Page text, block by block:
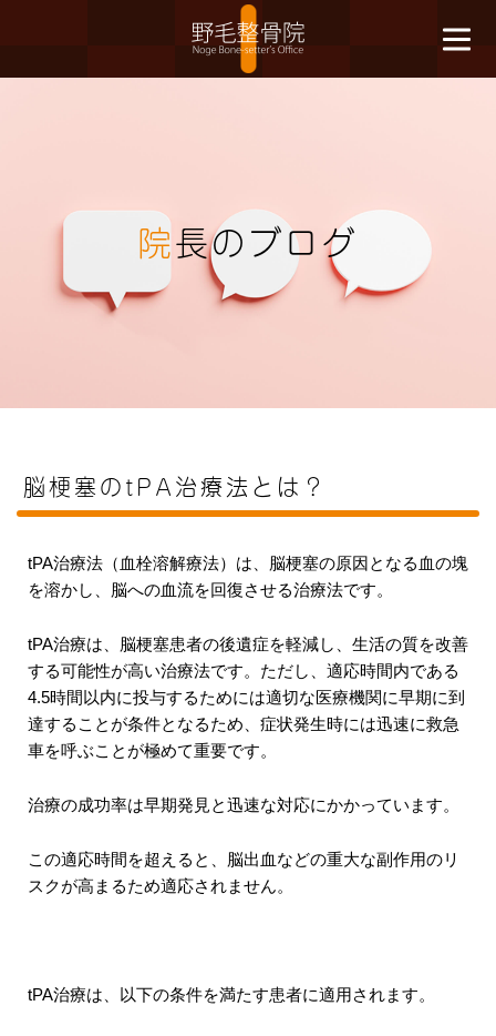
院長のブログ
脳梗塞のtPA治療法とは？
tPA治療法（血栓溶解療法）は、脳梗塞の原因となる血の塊
を溶かし、脳への血流を回復させる治療法です。
tPA治療は、脳梗塞患者の後遺症を軽減し、生活の質を改善
する可能性が高い治療法です。ただし、適応時間内である
4.5時間以内に投与するためには適切な医療機関に早期に到
達することが条件となるため、症状発生時には迅速に救急
車を呼ぶことが極めて重要です。
治療の成功率は早期発見と迅速な対応にかかっています。
この適応時間を超えると、脳出血などの重大な副作用のリ
スクが高まるため適応されません。
tPA治療は、以下の条件を満たす患者に適用されます。